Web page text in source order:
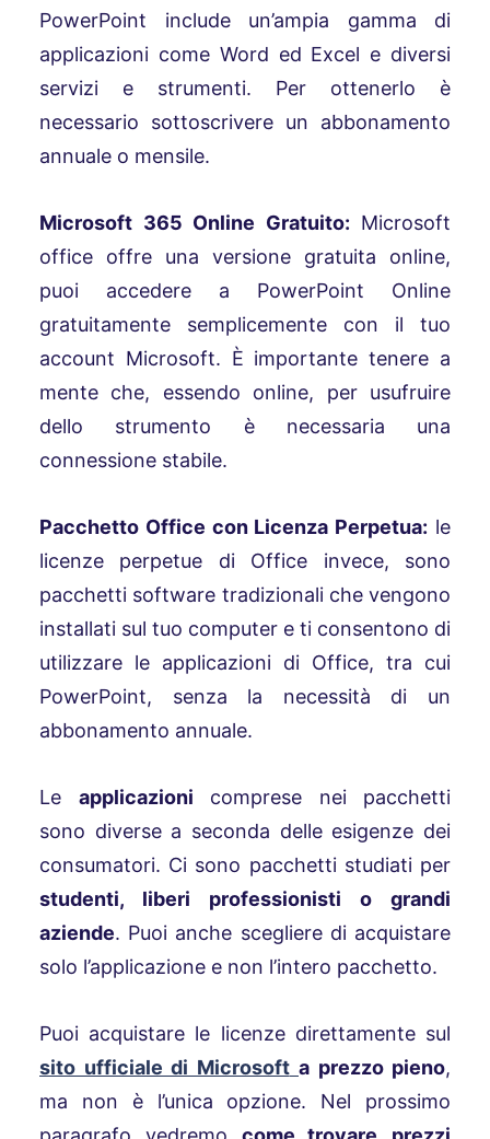
PowerPoint include un’ampia gamma di
applicazioni come Word ed Excel e diversi
servizi e strumenti. Per ottenerlo è
necessario sottoscrivere un abbonamento
annuale o mensile.
Microsoft 365 Online Gratuito: Microsoft
office offre una versione gratuita online,
puoi accedere a PowerPoint Online
gratuitamente semplicemente con il tuo
account Microsoft. È importante tenere a
mente che, essendo online, per usufruire
dello strumento è necessaria una
connessione stabile.
Pacchetto Office con Licenza Perpetua: le
licenze perpetue di Office invece, sono
pacchetti software tradizionali che vengono
installati sul tuo computer e ti consentono di
utilizzare le applicazioni di Office, tra cui
PowerPoint, senza la necessità di un
abbonamento annuale.
Le applicazioni comprese nei pacchetti
sono diverse a seconda delle esigenze dei
consumatori. Ci sono pacchetti studiati per
studenti, liberi professionisti o grandi
aziende. Puoi anche scegliere di acquistare
solo l’applicazione e non l’intero pacchetto.
Puoi acquistare le licenze direttamente sul
sito ufficiale di Microsoft a prezzo pieno,
ma non è l’unica opzione. Nel prossimo